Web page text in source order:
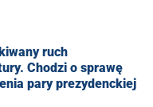
ruch
Chodzi o sprawę
pary prezydenckiej